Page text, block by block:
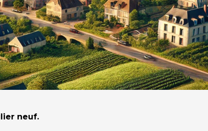
neuf.